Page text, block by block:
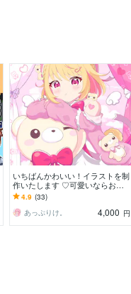
いちばんかわいい！イラストを制
作いたします ♡可愛いならおま
かせ！なんでも可愛くしちゃいま
すー！✨
4.9 (33)
あっぷりけ。
4,000 円